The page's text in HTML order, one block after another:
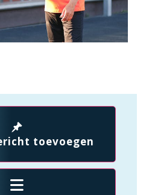
toevoegen